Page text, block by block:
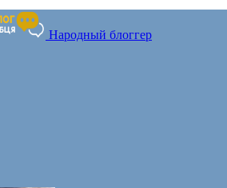
Народный блоггер